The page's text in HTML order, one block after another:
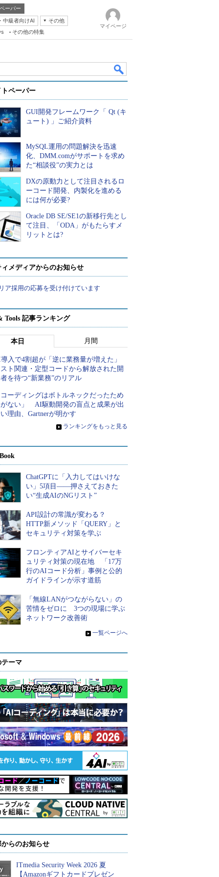
ーパー
中級者向けAI
その他
その他の特集
マイページ
ペーパー
GUI開発フレームワーク「 Qt (キ
ュート) 」ご紹介資料
MySQL運用の問題解決を迅速
化、DMM.comがサポートを求め
た“相談役”の実力とは
DXの原動力として注目されるロ
ーコード開発、内製化を進める
には何が必要?
Oracle DB SE/SE1の新移行先とし
て注目、「ODA」がもたらすメ
リットとは?
メディアからのお知らせ
ア採用の応募を受け付けています
Tools 記事ランキング
本日 月間
入で4割超が「逆に業務量が増えた」
ト関連・定型コードから解放された開
を待つ“新業務”のリアル
ーディングはボトルネックだったため
ない」 AI駆動開発の盲点と成果が出
理由、Gartnerが明かす
» ランキングをもっと見る
ChatGPTに「入力してはいけな
い」5項目――押さえておきた
い“生成AIのNGリスト”
API設計の常識が変わる？
HTTP新メソッド「QUERY」と
セキュリティ対策を学ぶ
フロンティアAIとサイバーセキ
ュリティ対策の現在地 「17万
行のAIコード分析」事例と公的
ガイドラインが示す道筋
「無線LANがつながらない」の
苦情をゼロに 3つの現場に学ぶ
ネットワーク改善術
» 一覧ページへ
ーマ
らのお知らせ
ITmedia Security Week 2026 夏
【Amazonギフトカードプレゼン